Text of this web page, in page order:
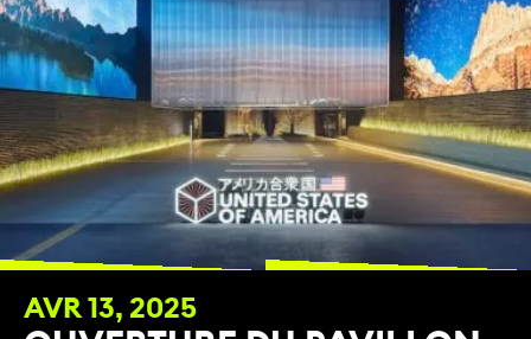
AVR 13, 2025